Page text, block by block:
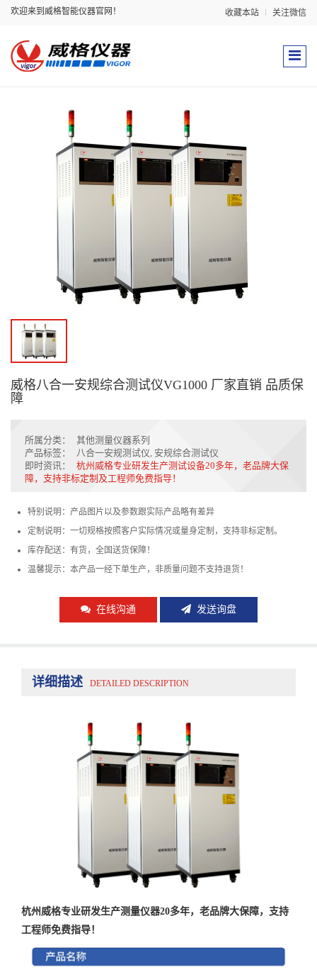
欢迎来到威格智能仪器官网！ 收藏本站 关注微信
威格八合一安规综合测试仪VG1000 厂家直销 品质保
障
所属分类：
其他测量仪器系列
产品标签：
八合一安规测试仪, 安规综合测试仪
即时资讯：
杭州威格专业研发生产测试设备20多年，老品牌大保
障，支持非标定制及工程师免费指导！
特别说明：产品图片以及参数跟实际产品略有差异
定制说明：一切规格按照客户实际情况或量身定制，支持非标定制。
库存配送：有货，全国送货保障！
温馨提示：本产品一经下单生产，非质量问题不支持退货！
在线沟通 发送询盘
详细描述 DETAILED DESCRIPTION
杭州威格专业研发生产测量仪器20多年，老品牌大保障，支持
工程师免费指导！